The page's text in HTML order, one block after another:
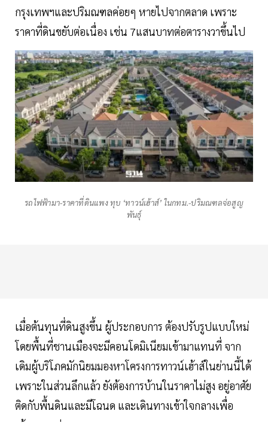
กรุงเทพฯและปริมณฑลค่อยๆ หายไปจากตลาด เพราะ
ราคาที่ดินขยับต่อเนื่อง เช่น 7แสนบาทต่อตารางวาขึ้นไป
รถไฟฟ้ามา-ราคาที่ดินแพง ทุบ ‘ทาวน์เฮ้าส์’ ในกทม.-ปริมณฑลจ่อสูญ
พันธุ์
เมื่อต้นทุนที่ดินสูงขึ้น ผู้ประกอบการ ต้องปรับรูปแบบใหม่
โดยพื้นที่ชานเมืองจะมีคอนโดมิเนียมเข้ามาแทนที่ จาก
เดิมผู้บริโภคมักนิยมมองหาโครงการทาวน์เฮ้าส์ในย่านนี้ได้
เพราะในส่วนลึกแล้ว ยังต้องการบ้านในราคาไม่สูง อยู่อาศัย
ติดกับพื้นดินและมีโฉนด และเดินทางเข้าใจกลางเพื่อ